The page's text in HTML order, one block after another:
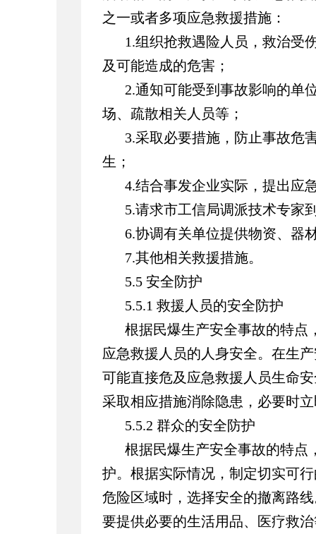
之一或者多项应急救援措施：
1.组织抢救遇险人员，救治受
及可能造成的危害；
2.通知可能受到事故影响的单
场、疏散相关人员等；
3.采取必要措施，防止事故危
生；
4.结合事发企业实际，提出应
5.请求市工信局调派技术专家
6.协调有关单位提供物资、器
7.其他相关救援措施。
5.5 安全防护
5.5.1 救援人员的安全防护
根据民爆生产安全事故的特点
应急救援人员的人身安全。在生
可能直接危及应急救援人员生命
采取相应措施消除隐患，必要时
5.5.2 群众的安全防护
根据民爆生产安全事故的特点
护。根据实际情况，制定切实可
危险区域时，选择安全的撤离路
要提供必要的生活用品、医疗救